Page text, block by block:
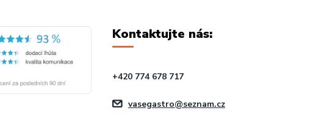
Kontaktujte nás:
+420 774 678 717
vasegastro@seznam.cz